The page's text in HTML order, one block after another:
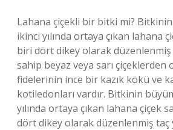
Lahana çiçekli bir bitki mi?
ikinci yılında ortaya çıkan lahana
biri dört dikey olarak düzenlenmiş
sahip beyaz veya sarı çiçeklerden
fidelerinin ince bir kazık kökü ve
kotiledonları vardır. Bitkinin
yılında ortaya çıkan lahana çiçek
dört dikey olarak düzenlenmiş taç